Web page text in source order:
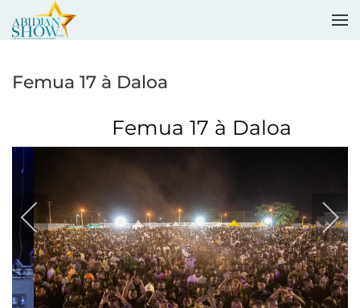
Femua 17 à Daloa
Femua 17 à Daloa